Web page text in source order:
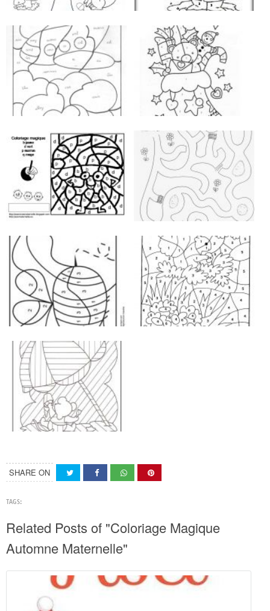
SHARE ON
TAGS:
Related Posts of "Coloriage Magique
Automne Maternelle"